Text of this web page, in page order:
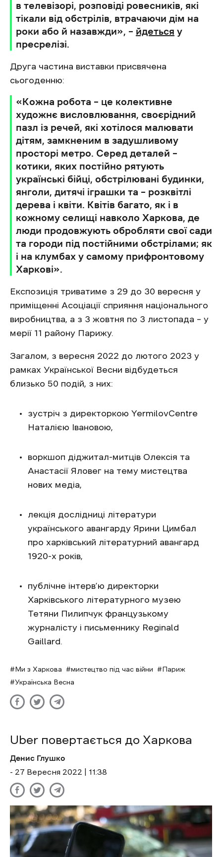
в телевізорі, розповіді ровесників, які
тікали від обстрілів, втрачаючи дім на
роки або й назавжди», – йдеться у
пресрелізі.
Друга частина виставки присвячена
сьогоденню:
«Кожна робота – це колективне
художнє висловлювання, своєрідний
пазл із речей, які хотілося малювати
дітям, замкненим в задушливому
просторі метро. Серед деталей –
котики, яких постійно рятують
українські бійці, обстрілювані будинки,
янголи, дитячі іграшки та – розквітлі
дерева і квіти. Квітів багато, як і в
кожному селищі навколо Харкова, де
люди продовжують обробляти свої сади
та городи під постійними обстрілами; як
і на клумбах у самому прифронтовому
Харкові».
Експозиція триватиме з 29 до 30 вересня у
приміщенні Асоціації сприяння національного
виробництва, а з 3 жовтня по 3 листопада – у
мерії 11 району Парижу.
Загалом, з вересня 2022 до лютого 2023 у
рамках Української Весни відбудеться
близько 50 подій, з них:
зустріч з директоркою YermilovCentre
Наталією Івановою,
воркшоп діджитал-митців Олексія та
Анастасії Яловег на тему мистецтва
нових медіа,
лекція дослідниці літератури
українського авангарду Ярини Цимбал
про харківський літературний авангард
1920-х років,
публічне інтерв’ю директорки
Харківського літературного музею
Тетяни Пилипчук французькому
журналісту і письменнику Reginald
Gaillard.
Ми з Харкова мистецтво під час війни
Париж
Українська Весна
Uber повертається до Харкова
Денис Глушко
- 27 Вересня 2022 | 11:38